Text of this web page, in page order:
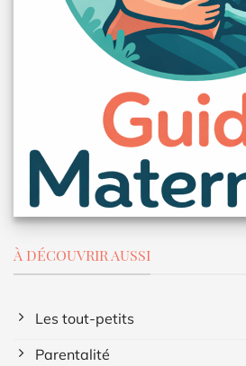
À DÉCOUVRIR AUSSI
Les tout-petits
Parentalité